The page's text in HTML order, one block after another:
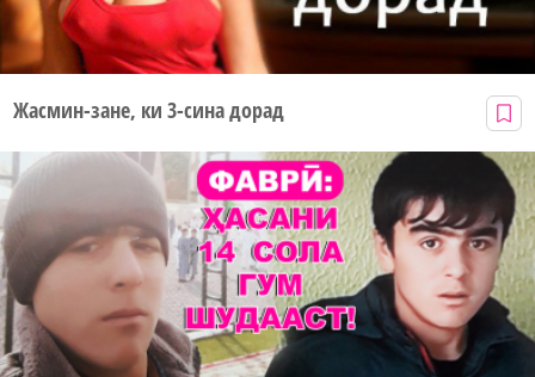
Жасмин-зане, ки 3-сина дорад